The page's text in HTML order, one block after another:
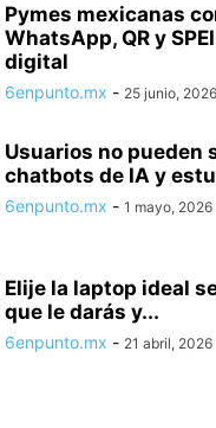
Pymes mexicanas
WhatsApp, QR y
digital
6enpunto.mx - 25 junio, 2026
Usuarios no pueden
chatbots de IA y
6enpunto.mx - 1 mayo, 2026
Elije la laptop ideal
que le darás y...
6enpunto.mx - 21 abril, 2026